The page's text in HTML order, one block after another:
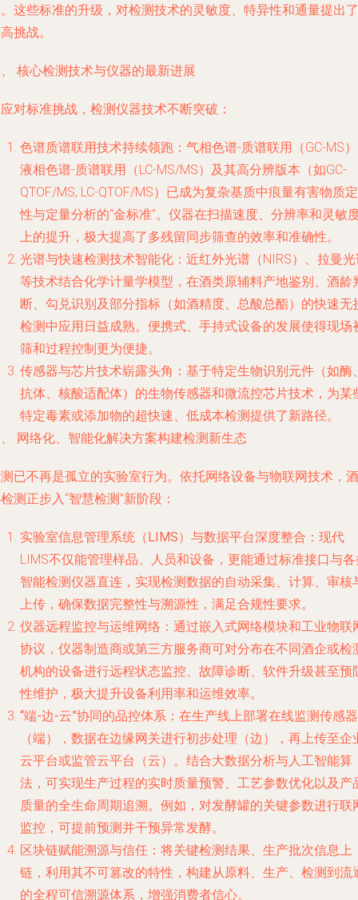
这些标准的升级，对检测技术的灵敏度、特异性和通量提出了
挑战。
核心检测技术与仪器的最新进展
对标准挑战，检测仪器技术不断突破：
色谱质谱联用技术持续领跑 ：气相色谱-质谱联用（GC-MS
液相色谱-质谱联用（LC-MS/MS）及其高分辨版本（如GC-
QTOF/MS, LC-QTOF/MS）已成为复杂基质中痕量有害物质定
性与定量分析的“金标准”。仪器在扫描速度、分辨率和灵敏
上的提升，极大提高了多残留同步筛查的效率和准确性。
光谱与快速检测技术智能化 ：近红外光谱（NIRS）、拉曼
等技术结合化学计量学模型，在酒类原辅料产地鉴别、酒龄
断、勾兑识别及部分指标（如酒精度、总酸总酯）的快速无
检测中应用日益成熟。便携式、手持式设备的发展使得现场
筛和过程控制更为便捷。
传感器与芯片技术崭露头角 ：基于特定生物识别元件（如酶
抗体、核酸适配体）的生物传感器和微流控芯片技术，为某
特定毒素或添加物的超快速、低成本检测提供了新路径。
网络化、智能化解决方案构建检测新生态
已不再是孤立的实验室行为。依托网络设备与物联网技术 ，酒
测正步入“智慧检测”新阶段：
实验室信息管理系统（LIMS）与数据平台深度整合 ：现代
LIMS不仅能管理样品、人员和设备，更能通过标准接口与
智能检测仪器直连，实现检测数据的自动采集、计算、审核
上传，确保数据完整性与溯源性，满足合规性要求。
仪器远程监控与运维网络 ：通过嵌入式网络模块和工业物联
协议，仪器制造商或第三方服务商可对分布在不同酒企或检
机构的设备进行远程状态监控、故障诊断、软件升级甚至预
性维护，极大提升设备利用率和运维效率。
“端-边-云”协同的品控体系 ：在生产线上部署在线监测传感器
（端），数据在边缘网关进行初步处理（边），再上传至企
云平台或监管云平台（云）。结合大数据分析与人工智能算
法，可实现生产过程的实时质量预警、工艺参数优化以及产
质量的全生命周期追溯。例如，对发酵罐的关键参数进行联
监控，可提前预测并干预异常发酵。
区块链赋能溯源与信任 ：将关键检测结果、生产批次信息上
链，利用其不可篡改的特性，构建从原料、生产、检测到流
的全程可信溯源体系，增强消费者信心。